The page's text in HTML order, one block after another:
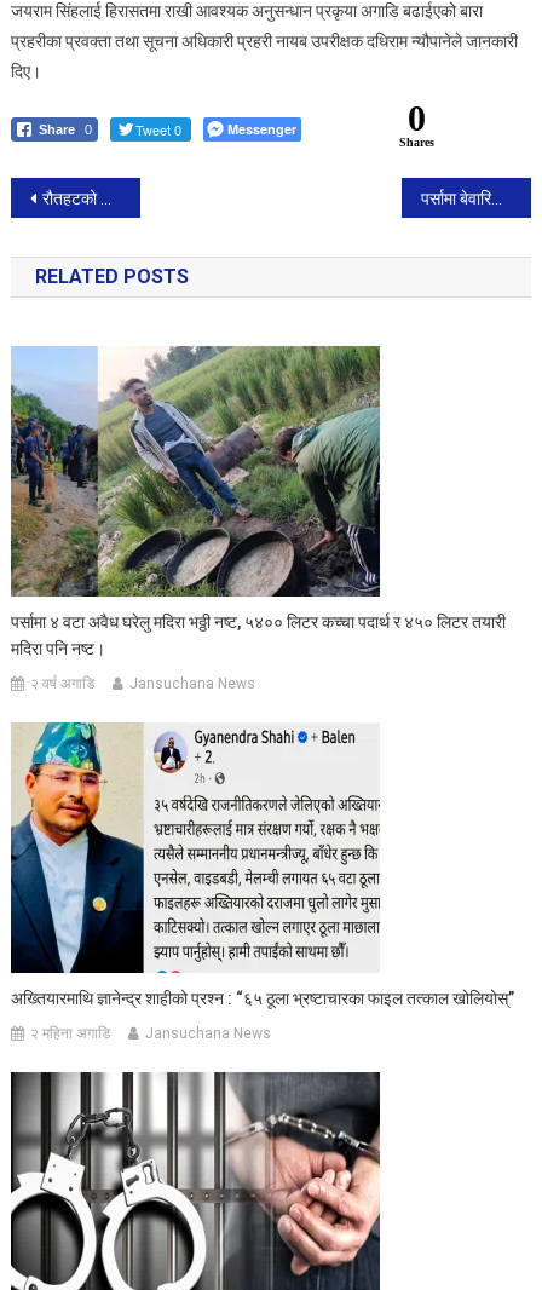
जयराम सिंहलाई हिरासतमा राखी आवश्यक अनुसन्धान प्रकृया अगाडि बढाईएको बारा
प्रहरीका प्रवक्ता तथा सूचना अधिकारी प्रहरी नायब उपरीक्षक दधिराम न्यौपानेले जानकारी
दिए।
Share 0 Tweet 0 Messenger 0
Shares
Post
navigation
रौतहटको करुनियामा आगलागीबाट ७ घर जलेर नष्ट लाखौंको क्षति पर्सामा बेवारिसे लास नालाबाट बरामद ।
RELATED POSTS
पर्सामा ४ वटा अवैध घरेलु मदिरा भठ्ठी नष्ट, ५४०० लिटर कच्चा पदार्थ र ४५० लिटर तयारी
मदिरा पनि नष्ट।
२ वर्ष अगाडि Jansuchana News
अख्तियारमाथि ज्ञानेन्द्र शाहीको प्रश्न : “६५ ठूला भ्रष्टाचारका फाइल तत्काल खोलियोस्”
२ महिना अगाडि Jansuchana News